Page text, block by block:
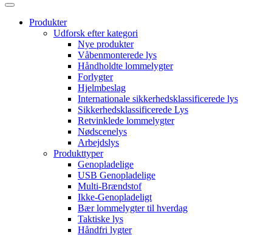
Produkter
Udforsk efter kategori
Nye produkter
Våbenmonterede lys
Håndholdte lommelygter
Forlygter
Hjelmbeslag
Internationale sikkerhedsklassificerede lys
Sikkerhedsklassificerede Lys
Retvinklede lommelygter
Nødscenelys
Arbejdslys
Produkttyper
Genopladelige
USB Genopladelige
Multi-Brændstof
Ikke-Genopladeligt
Bær lommelygter til hverdag
Taktiske lys
Håndfri lygter